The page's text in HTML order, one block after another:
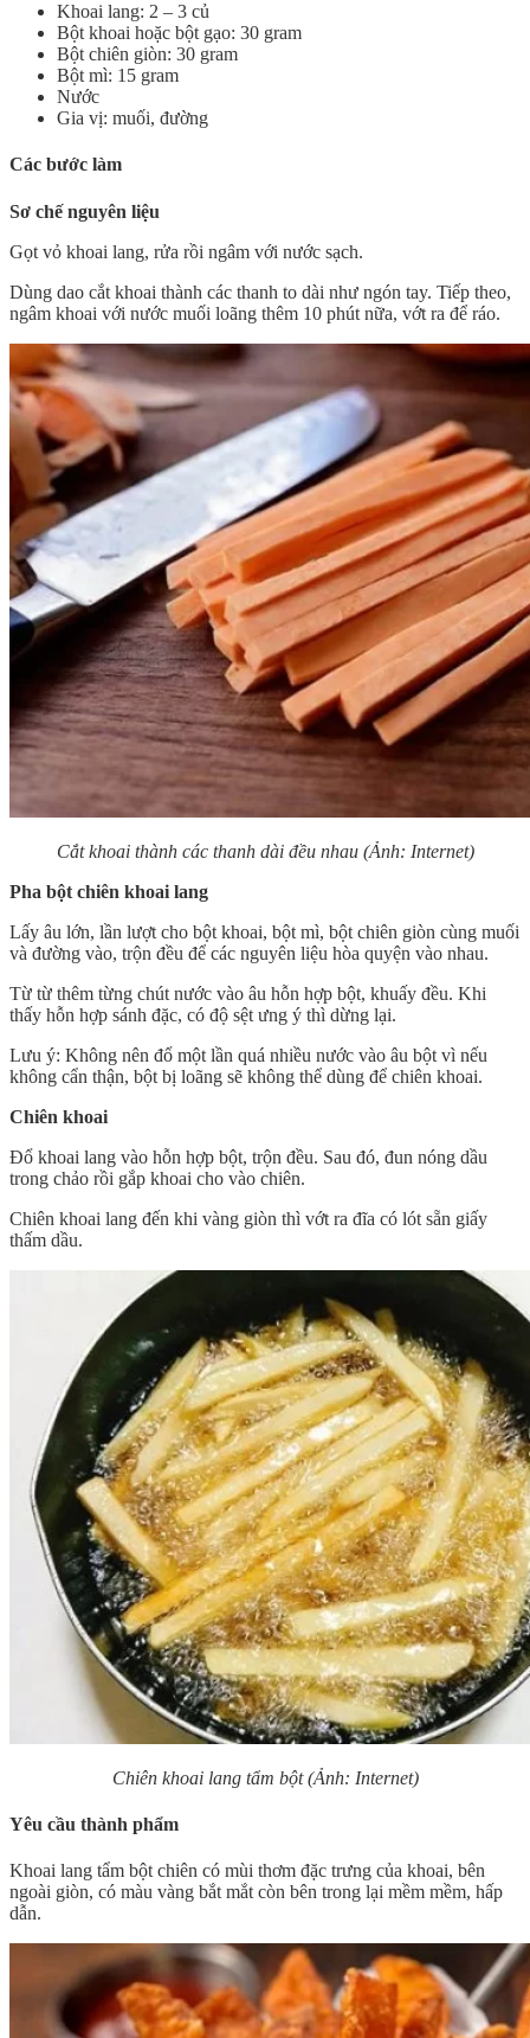
Khoai lang: 2 – 3 củ
Bột khoai hoặc bột gạo: 30 gram
Bột chiên giòn: 30 gram
Bột mì: 15 gram
Nước
Gia vị: muối, đường
Các bước làm
Sơ chế nguyên liệu
Gọt vỏ khoai lang, rửa rồi ngâm với nước sạch.
Dùng dao cắt khoai thành các thanh to dài như ngón tay. Tiếp theo,
ngâm khoai với nước muối loãng thêm 10 phút nữa, vớt ra để ráo.
Cắt khoai thành các thanh dài đều nhau (Ảnh: Internet)
Pha bột chiên khoai lang
Lấy âu lớn, lần lượt cho bột khoai, bột mì, bột chiên giòn cùng muối
và đường vào, trộn đều để các nguyên liệu hòa quyện vào nhau.
Từ từ thêm từng chút nước vào âu hỗn hợp bột, khuấy đều. Khi
thấy hỗn hợp sánh đặc, có độ sệt ưng ý thì dừng lại.
Lưu ý: Không nên đổ một lần quá nhiều nước vào âu bột vì nếu
không cẩn thận, bột bị loãng sẽ không thể dùng để chiên khoai.
Chiên khoai
Đổ khoai lang vào hỗn hợp bột, trộn đều. Sau đó, đun nóng dầu
trong chảo rồi gắp khoai cho vào chiên.
Chiên khoai lang đến khi vàng giòn thì vớt ra đĩa có lót sẵn giấy
thấm dầu.
Chiên khoai lang tẩm bột (Ảnh: Internet)
Yêu cầu thành phẩm
Khoai lang tẩm bột chiên có mùi thơm đặc trưng của khoai, bên
ngoài giòn, có màu vàng bắt mắt còn bên trong lại mềm mềm, hấp
dẫn.